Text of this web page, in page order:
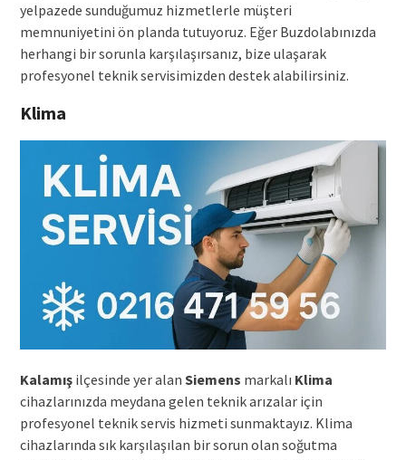
yelpazede sunduğumuz hizmetlerle müşteri
memnuniyetini ön planda tutuyoruz. Eğer Buzdolabınızda
herhangi bir sorunla karşılaşırsanız, bize ulaşarak
profesyonel teknik servisimizden destek alabilirsiniz.
Klima
Kalamışilçesinde yer alan Siemens markalı Klima
cihazlarınızda meydana gelen teknik arızalar için
profesyonel teknik servis hizmeti sunmaktayız. Klima
cihazlarında sık karşılaşılan bir sorun olan soğutma